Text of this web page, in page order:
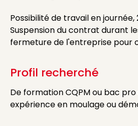
Possibilité de travail en journée,
Suspension du contrat durant
fermeture de l'entreprise pour
Profil recherché
De formation CQPM ou bac
expérience en moulage ou